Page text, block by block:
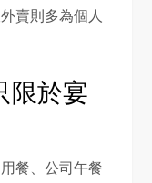
賣則多為個人
限於宴
餐、公司午餐